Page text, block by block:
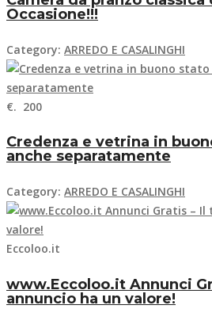
Occasione!!!
Category: ARREDO E CASALINGHI
€. 200
Credenza e vetrina in
anche separatamente
Category: ARREDO E CASALINGHI
Eccoloo.it
www.Eccoloo.it Annunci
annuncio ha un valore!